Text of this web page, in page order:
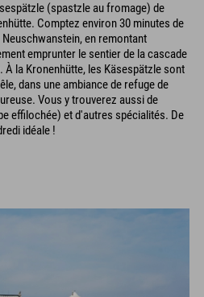
(spastzle au fromage) de
Comptez environ 30 minutes de
en remontant
emprunter le sentier de la cascade
À la Kronenhütte, les Käsespätzle sont
dans une ambiance de refuge de
Vous y trouverez aussi de
effilochée) et d'autres spécialités. De
idéale !